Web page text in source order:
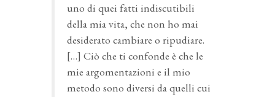
uno di quei fatti indiscutibili
della mia vita, che non ho mai
desiderato cambiare o ripudiare.
[…] Ciò che ti confonde è che le
mie argomentazioni e il mio
metodo sono diversi da quelli cui